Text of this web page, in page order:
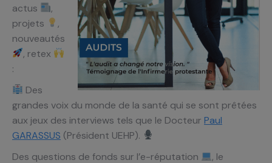
actus
,
projets
,
nouveautés
, retex
:
Des
grandes voix du monde de la santé qui se sont prêtées
aux jeux des interviews tels que le Docteur Paul
GARASSUS (Président UEHP).
Des questions de fonds sur l’e-réputation
, le